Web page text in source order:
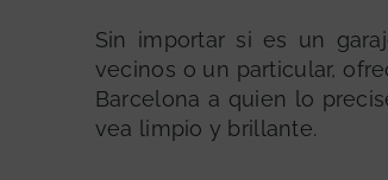
Sin importar si es un
vecinos o un particular,
Barcelona a quien lo
vea limpio y brillante.